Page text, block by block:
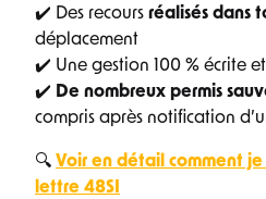
✔️ Des recours réalisés dans
déplacement
✔️ Une gestion 100 % écrite et
✔️ De nombreux permis
compris après notification
🔍 Voir en détail comment
lettre 48SI